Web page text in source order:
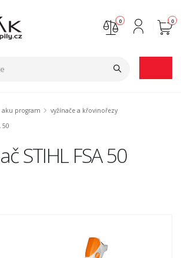
0
0
aku program
vyžínače a křovinořezy
50
STIHL FSA 50